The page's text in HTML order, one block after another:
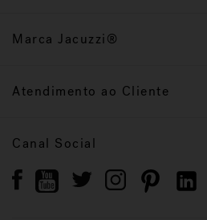
Marca Jacuzzi®
Atendimento ao Cliente
Canal Social